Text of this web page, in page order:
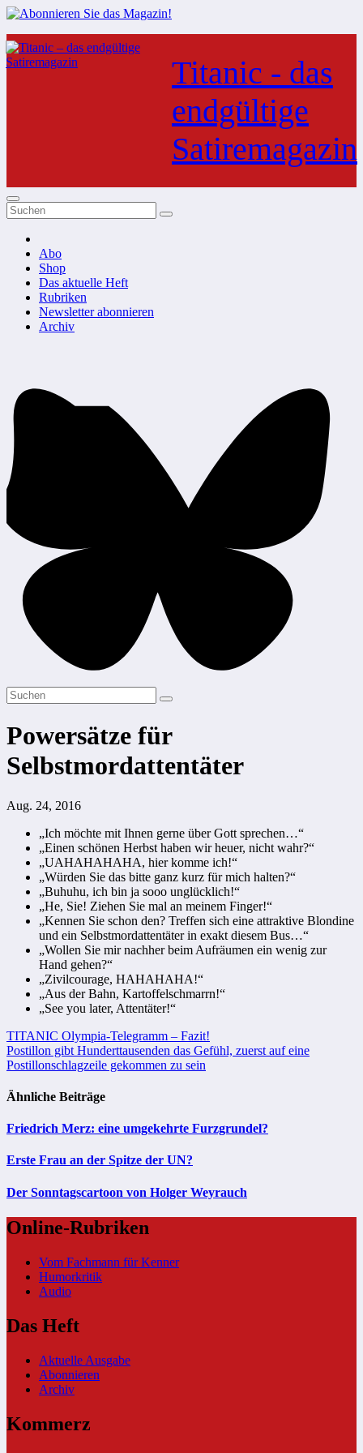
Zum
Inhalt
springen
Titanic - das
endgültige
Satiremagazin
Abo
Shop
Das aktuelle Heft
Rubriken
Newsletter abonnieren
Archiv
Powersätze für
Selbstmordattentäter
Aug. 24, 2016
„Ich möchte mit Ihnen gerne über Gott sprechen…“
„Einen schönen Herbst haben wir heuer, nicht wahr?“
„UAHAHAHAHA, hier komme ich!“
„Würden Sie das bitte ganz kurz für mich halten?“
„Buhuhu, ich bin ja sooo unglücklich!“
„He, Sie! Ziehen Sie mal an meinem Finger!“
„Kennen Sie schon den? Treffen sich eine attraktive Blondine
und ein Selbstmordattentäter in exakt diesem Bus…“
„Wollen Sie mir nachher beim Aufräumen ein wenig zur
Hand gehen?“
„Zivilcourage, HAHAHAHA!“
„Aus der Bahn, Kartoffelschmarrn!“
„See you later, Attentäter!“
Beitragsnavigation
TITANIC Olympia-Telegramm – Fazit!
Postillon gibt Hunderttausenden das Gefühl, zuerst auf eine
Postillonschlagzeile gekommen zu sein
Ähnliche Beiträge
Friedrich Merz: eine umgekehrte Furzgrundel?
Erste Frau an der Spitze der UN?
Der Sonntagscartoon von Holger Weyrauch
Online-Rubriken
Vom Fachmann für Kenner
Humorkritik
Audio
Das Heft
Aktuelle Ausgabe
Abonnieren
Archiv
Kommerz